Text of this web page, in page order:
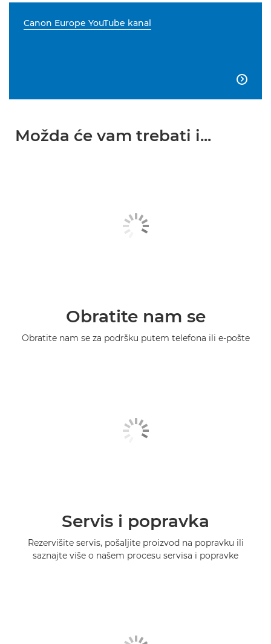
Canon Europe YouTube kanal

Možda će vam trebati i...
Obratite nam se
Obratite nam se za podršku putem telefona ili e-pošte
Servis i popravka
Rezervišite servis, pošaljite proizvod na popravku ili
saznajte više o našem procesu servisa i popravke